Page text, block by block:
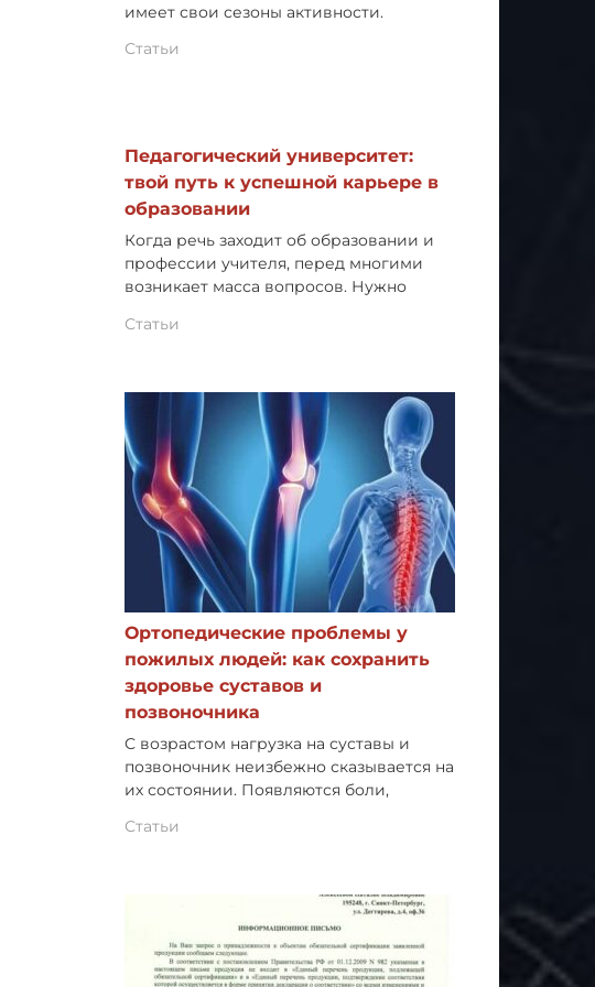
имеет свои сезоны активности.
Статьи
Педагогический университет:
твой путь к успешной карьере в
образовании
Когда речь заходит об образовании и
профессии учителя, перед многими
возникает масса вопросов. Нужно
Статьи
Ортопедические проблемы у
пожилых людей: как сохранить
здоровье суставов и
позвоночника
С возрастом нагрузка на суставы и
позвоночник неизбежно сказывается на
их состоянии. Появляются боли,
Статьи